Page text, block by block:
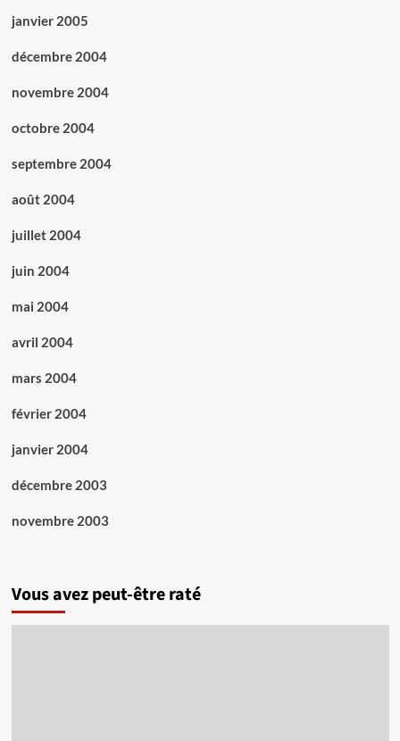
janvier 2005
décembre 2004
novembre 2004
octobre 2004
septembre 2004
août 2004
juillet 2004
juin 2004
mai 2004
avril 2004
mars 2004
février 2004
janvier 2004
décembre 2003
novembre 2003
Vous avez peut-être raté